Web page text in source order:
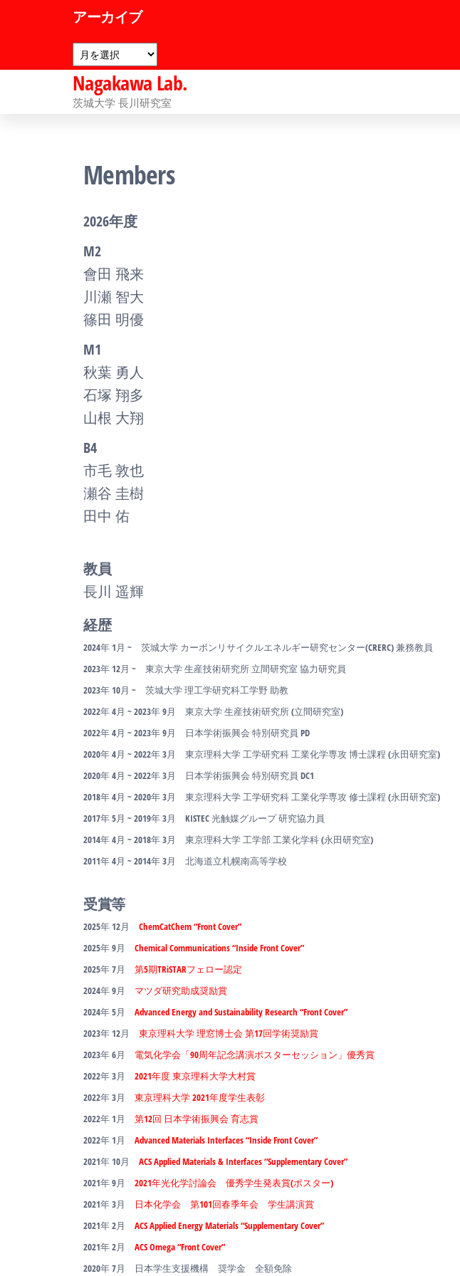
アーカイブ
ー
カ
イ
ブ
Nagakawa Lab.
茨城大学 長川研究室
Members
2026年度
M2
會田 飛来
川瀬 智大
篠田 明優
M1
秋葉 勇人
石塚 翔多
山根 大翔
B4
市毛 敦也
瀬谷 圭樹
田中 佑
教員
長川 遥輝
経歴
2024年 1月 ~ 茨城大学 カーボンリサイクルエネルギー研究センター(CRERC) 兼務教員
2023年 12月 ~ 東京大学 生産技術研究所 立間研究室 協力研究員
2023年 10月 ~ 茨城大学 理工学研究科工学野 助教
2022年 4月 ~ 2023年 9月 東京大学 生産技術研究所 (立間研究室)
2022年 4月 ~ 2023年 9月 日本学術振興会 特別研究員 PD
2020年 4月 ~ 2022年 3月 東京理科大学 工学研究科 工業化学専攻 博士課程 (永田研究室)
2020年 4月 ~ 2022年 3月 日本学術振興会 特別研究員 DC1
2018年 4月 ~ 2020年 3月 東京理科大学 工学研究科 工業化学専攻 修士課程 (永田研究室)
2017年 5月 ~ 2019年 3月 KISTEC 光触媒グループ 研究協力員
2014年 4月 ~ 2018年 3月 東京理科大学 工学部 工業化学科 (永田研究室)
2011年 4月 ~ 2014年 3月 北海道立札幌南高等学校
受賞等
2025年 12月 ChemCatChem “Front Cover”
2025年 9月 Chemical Communications “Inside Front Cover”
2025年 7月 第5期TRiSTARフェロー認定
2024年 9月 マツダ研究助成奨励賞
2024年 5月 Advanced Energy and Sustainability Research “Front Cover”
2023年 12月 東京理科大学 理窓博士会 第17回学術奨励賞
2023年 6月 電気化学会「90周年記念講演ポスターセッション」優秀賞
2022年 3月 2021年度 東京理科大学大村賞
2022年 3月 東京理科大学 2021年度学生表彰
2022年 1月 第12回 日本学術振興会 育志賞
2022年 1月 Advanced Materials Interfaces “Inside Front Cover”
2021年 10月 ACS Applied Materials & Interfaces “Supplementary Cover”
2021年 9月 2021年光化学討論会 優秀学生発表賞(ポスター)
2021年 3月
日本化学会 第101回春季年会 学生講演賞
2021年 2月 ACS Applied Energy Materials “Supplementary Cover”
2021年 2月 ACS Omega “Front Cover”
2020年 7月 日本学生支援機構 奨学金 全額免除